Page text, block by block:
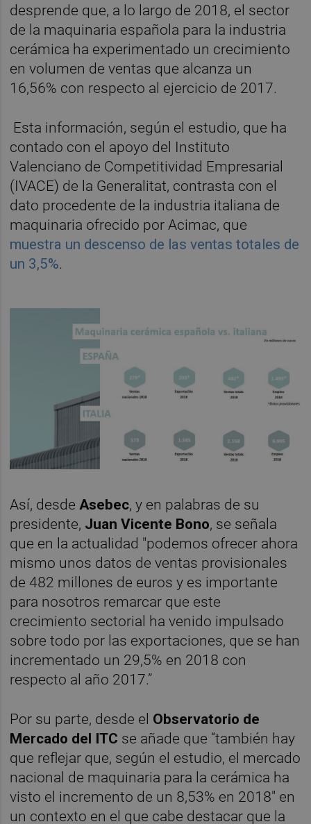
desprende que, a lo largo de 2018, el sector
de la maquinaria española para la industria
cerámica ha experimentado un crecimiento
en volumen de ventas que alcanza un
16,56% con respecto al ejercicio de 2017.
Esta información, según el estudio, que ha
contado con el apoyo del Instituto
Valenciano de Competitividad Empresarial
(IVACE) de la Generalitat, contrasta con el
dato procedente de la industria italiana de
maquinaria ofrecido por Acimac, que
muestra un descenso de las ventas totales de
un 3,5%.
Así, desde Asebec, y en palabras de su
presidente, Juan Vicente Bono, se señala
que en la actualidad "podemos ofrecer ahora
mismo unos datos de ventas provisionales
de 482 millones de euros y es importante
para nosotros remarcar que este
crecimiento sectorial ha venido impulsado
sobre todo por las exportaciones, que se han
incrementado un 29,5% en 2018 con
respecto al año 2017.”
Por su parte, desde el Observatorio de
Mercado del ITC se añade que “también hay
que reflejar que, según el estudio, el mercado
nacional de maquinaria para la cerámica ha
visto el incremento de un 8,53% en 2018" en
un contexto en el que cabe destacar que la